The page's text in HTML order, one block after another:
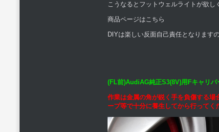
こうなるとフットウェルライトが欲し
商品ページはこちら
DIYは楽しい反面自己責任となります
(FL前)AudiAG純正S3(8V)用Fキャリ
作業は金属の角が鋭く手を負傷する
ープ等で十分に養生してから行って